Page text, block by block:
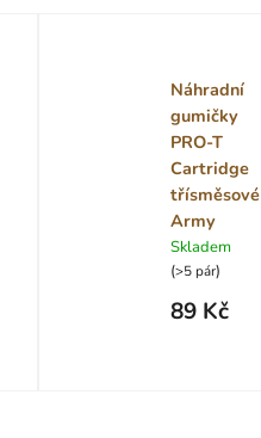
Náhradní
gumičky
PRO-T
Cartridge
třísměsové
Army
Skladem
(>5 pár)
89 Kč